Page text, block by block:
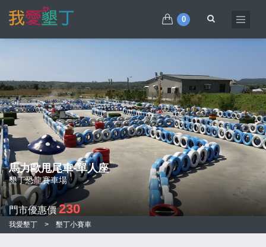
0
馬力歐甩尾車-單人座
墾丁恐龍賽車場
門市優惠價230
我愛墾丁 > 墾丁小賽車